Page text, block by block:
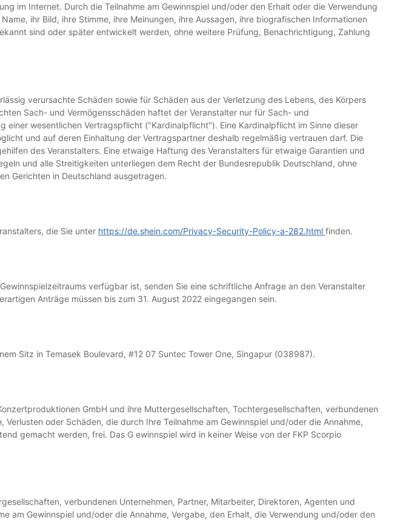
im Internet. Durch die Teilnahme am Gewinnspiel und/oder den Erhalt oder die Verwendung
ihr Bild, ihre Stimme, ihre Meinungen, ihre Aussagen, ihre biografischen Informationen
sind oder später entwickelt werden, ohne weitere Prüfung, Benachrichtigung, Zahlung
verursachte Schäden sowie für Schäden aus der Verletzung des Lebens, des Körpers
Sach- und Vermögensschäden haftet der Veranstalter nur für Sach- und
wesentlichen Vertragspflicht ("Kardinalpflicht"). Eine Kardinalpflicht im Sinne dieser
und auf deren Einhaltung der Vertragspartner deshalb regelmäßig vertrauen darf. Die
des Veranstalters. Eine etwaige Haftung des Veranstalters für etwaige Garantien und
und alle Streitigkeiten unterliegen dem Recht der Bundesrepublik Deutschland, ohne
Gerichten in Deutschland ausgetragen.
die Sie unter https://de.shein.com/Privacy-Security-Policy-a-282.html finden.
verfügbar ist, senden Sie eine schriftliche Anfrage an den Veranstalter
Anträge müssen bis zum 31. August 2022 eingegangen sein.
Sitz in Temasek Boulevard, #12 07 Suntec Tower One, Singapur (038987).
GmbH und ihre Muttergesellschaften, Tochtergesellschaften, verbundenen
oder Schäden, die durch Ihre Teilnahme am Gewinnspiel und/oder die Annahme,
gemacht werden, frei. Das G ewinnspiel wird in keiner Weise von der FKP Scorpio
verbundenen Unternehmen, Partner, Mitarbeiter, Direktoren, Agenten und
am Gewinnspiel und/oder die Annahme, Vergabe, den Erhalt, die Verwendung und/oder den